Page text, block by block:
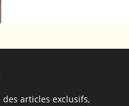
articles exclusifs,